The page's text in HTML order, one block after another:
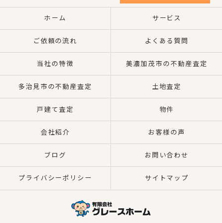
ホーム サービス
ご依頼の流れ よくある質問
当社の特徴 美濃加茂市の不動産査定
多治見市の不動産査定 土地査定
戸建て査定 物件
会社紹介 お客様の声
ブログ お問い合わせ
プライバシーポリシー サイトマップ